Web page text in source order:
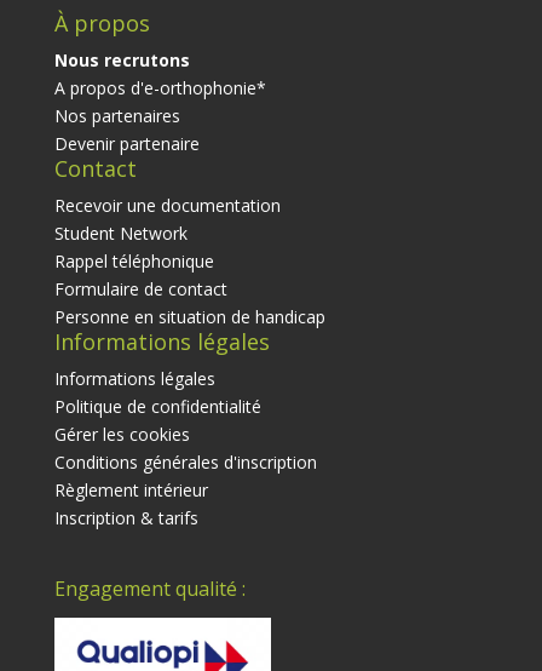
À propos
Nous recrutons
A propos d'e-orthophonie*
Nos partenaires
Devenir partenaire
Contact
Recevoir une documentation
Student Network
Rappel téléphonique
Formulaire de contact
Personne en situation de handicap
Informations légales
Informations légales
Politique de confidentialité
Gérer les cookies
Conditions générales d'inscription
Règlement intérieur
Inscription & tarifs
Engagement qualité :